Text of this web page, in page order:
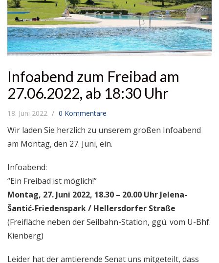
Infoabend zum Freibad am
27.06.2022, ab 18:30 Uhr
18. Juni 2022 0 Kommentare
Wir laden Sie herzlich zu unserem großen Infoabend
am Montag, den 27. Juni, ein.
Infoabend:
“Ein Freibad ist möglich!”
Montag, 27. Juni 2022, 18.30 – 20.00 Uhr Jelena-
Šantić-Friedenspark / Hellersdorfer Straße
(Freifläche neben der Seilbahn-Station, ggü. vom U-Bhf.
Kienberg)
Leider hat der amtierende Senat uns mitgeteilt, dass